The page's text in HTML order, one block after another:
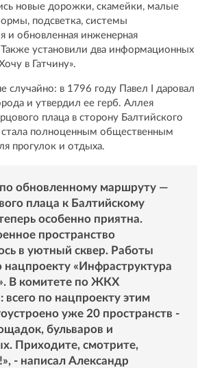
новые дорожки, скамейки, малые
подсветка, системы
и обновленная инженерная
Также установили два информационных
в Гатчину».
случайно: в 1796 году Павел I даровал
и утвердил ее герб. Аллея
плаца в сторону Балтийского
стала полноценным общественным
прогулок и отдыха.
обновленному маршруту —
плаца к Балтийскому
особенно приятна.
пространство
в уютный сквер. Работы
нацпроекту «Инфраструктура
В комитете по ЖКХ
всего по нацпроекту этим
уже 20 пространств -
бульваров и
Приходите, смотрите,
- написал Александр